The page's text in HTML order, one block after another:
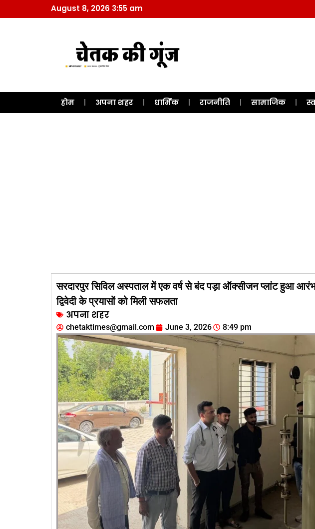
August 8, 2026 3:55 am
होम अपना शहर धार्मिक राजनीति सामाजिक
सरदारपुर सिविल अस्पताल में एक वर्ष से बंद पड़ा ऑक्सीजन प्लांट हुआ
द्विवेदी के प्रयासों को मिली सफलता
अपना शहर
chetaktimes@gmail.com June 3, 2026 8:49 pm